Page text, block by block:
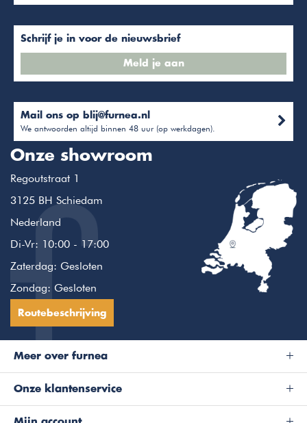
Schrijf je in voor de nieuwsbrief
Meld je aan
Mail ons op blij@furnea.nl
We antwoorden altijd binnen 48 uur (op werkdagen).
Onze showroom
Regoutstraat 1
3125 BH Schiedam
Nederland
Di-Vr: 10:00 - 17:00
Zaterdag: Gesloten
Zondag: Gesloten
Routebeschrijving
Meer over furnea
Onze klantenservice